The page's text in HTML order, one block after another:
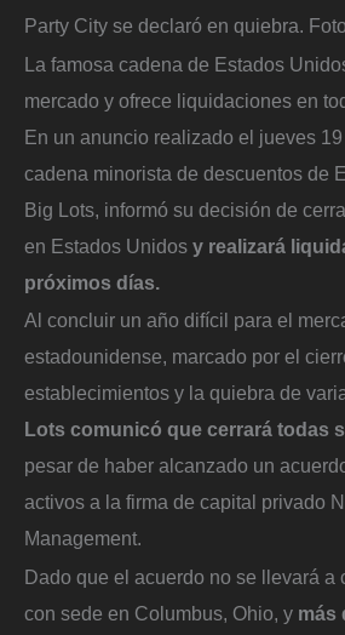
Party City se declaró en quiebra.
La famosa cadena de Estados
mercado y ofrece liquidaciones en
En un anuncio realizado el jueves
cadena minorista de descuentos de
Big Lots, informó su decisión de
en Estados Unidos y realizará
próximos días.
Al concluir un año difícil para el
estadounidense, marcado por el
establecimientos y la quiebra de
Lots comunicó que cerrará todas
pesar de haber alcanzado un
activos a la firma de capital privado
Management.
Dado que el acuerdo no se llevará a
con sede en Columbus, Ohio, y más